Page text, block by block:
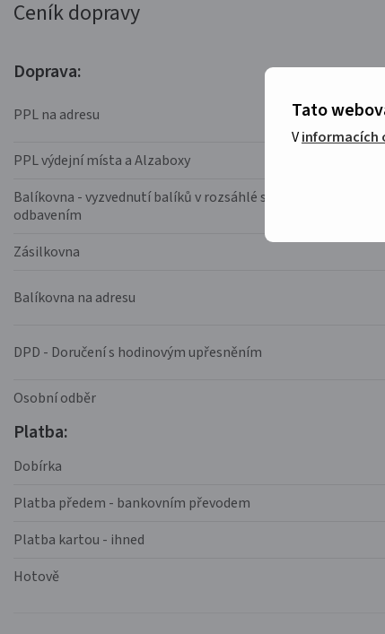
Tato
Vinformacích
Ceník dopravy
Doprava:
PPL na adresu
PPL výdejní místa a Alzaboxy
Balíkovna - vyzvednutí balíků v rozsáhlé síti Balíkoven s
odbavením
Zásilkovna
Balíkovna na adresu
DPD - Doručení s hodinovým upřesněním
Osobní odběr
Platba:
Dobírka
Platba předem - bankovním převodem
Platba kartou - ihned
Hotově